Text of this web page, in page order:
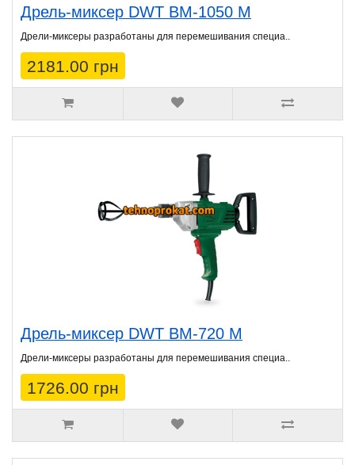
Дрель-миксер DWT BM-1050 M
Дрели-миксеры разработаны для перемешивания специа..
2181.00 грн
Дрель-миксер DWT BM-720 M
Дрели-миксеры разработаны для перемешивания специа..
1726.00 грн